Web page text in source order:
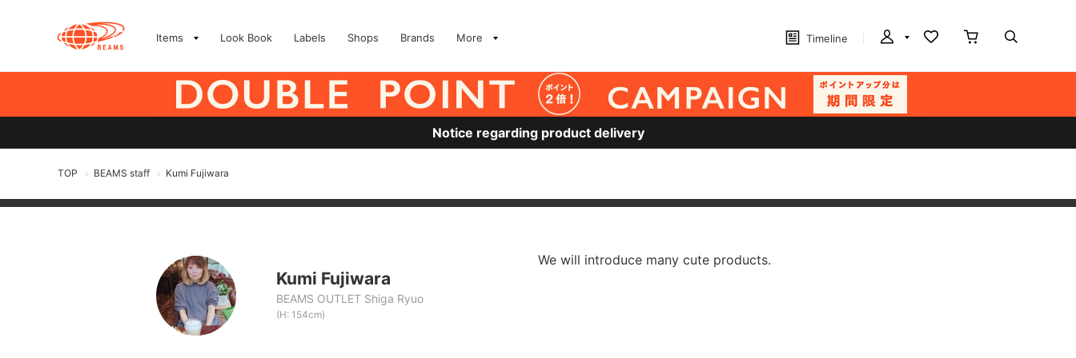
Items Look Book Labels Shops Brands More Timeline
Notice regarding product delivery
TOP > BEAMS staff > Kumi Fujiwara
Kumi Fujiwara
BEAMS OUTLET Shiga Ryuo
(H: 154cm)
We will introduce many cute products.